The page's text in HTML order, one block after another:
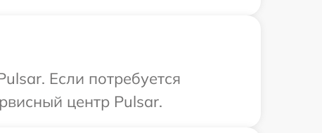
Если потребуется
центр Pulsar.